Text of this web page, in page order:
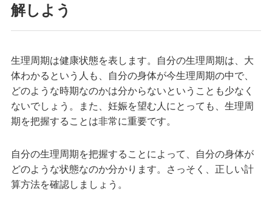
解しよう
生理周期は健康状態を表します。自分の生理周期は、大
体わかるという人も、自分の身体が今生理周期の中で、
どのような時期なのかは分からないということも少なく
ないでしょう。また、妊娠を望む人にとっても、生理周
期を把握することは非常に重要です。
自分の生理周期を把握することによって、自分の身体が
どのような状態なのか分かります。さっそく、正しい計
算方法を確認しましょう。